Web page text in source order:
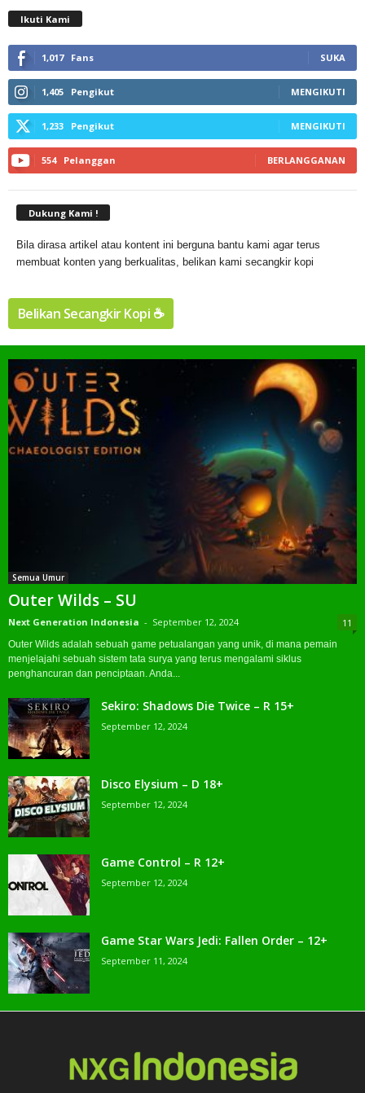
Ikuti Kami
1,017 Fans SUKA
1,405 Pengikut MENGIKUTI
1,233 Pengikut MENGIKUTI
554 Pelanggan BERLANGGANAN
Dukung Kami !
Bila dirasa artikel atau kontent ini berguna bantu kami agar terus
membuat konten yang berkualitas, belikan kami secangkir kopi
Belikan Secangkir Kopi ☕️
Semua Umur
Outer Wilds – SU
Next Generation Indonesia - September 12, 2024 11
Outer Wilds adalah sebuah game petualangan yang unik, di mana pemain
menjelajahi sebuah sistem tata surya yang terus mengalami siklus
penghancuran dan penciptaan. Anda...
Sekiro: Shadows Die Twice – R 15+
September 12, 2024
Disco Elysium – D 18+
September 12, 2024
Game Control – R 12+
September 12, 2024
Game Star Wars Jedi: Fallen Order – 12+
September 11, 2024